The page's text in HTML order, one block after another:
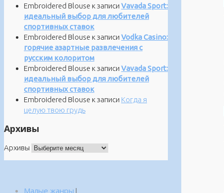
Embroidered Blouse к записи Vavada Sport:
идеальный выбор для любителей
спортивных ставок
Embroidered Blouse к записи Vodka Casino:
горячие азартные развлечения с
русским колоритом
Embroidered Blouse к записи Vavada Sport:
идеальный выбор для любителей
спортивных ставок
Embroidered Blouse к записи Когда я
целую твою грудь
Архивы
Архивы
Малые жанры |